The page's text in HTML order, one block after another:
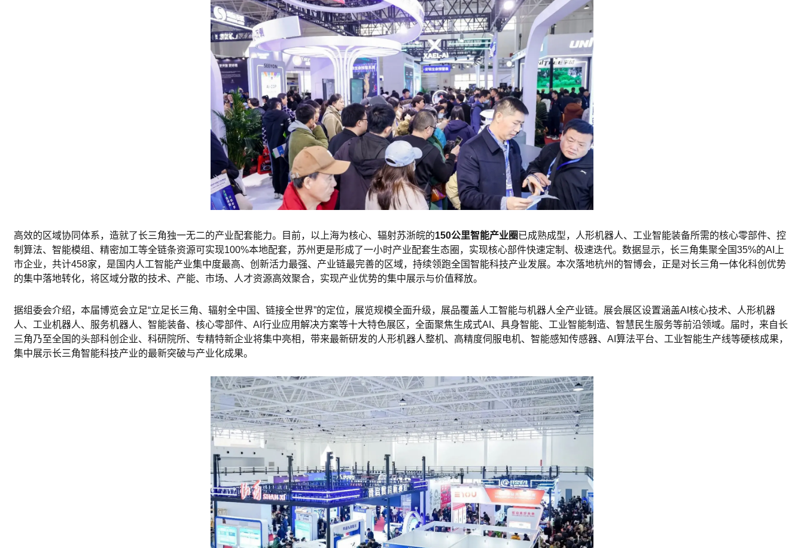
高效的区域协同体系，造就了长三角独一无二的产业配套能力。目前，以上海为核心、辐射苏浙皖的150公里智能产业圈已成熟成型，人形机器人、工业智能装备所需的核心零部件、控
制算法、智能模组、精密加工等全链条资源可实现100%本地配套，苏州更是形成了一小时产业配套生态圈，实现核心部件快速定制、极速迭代。数据显示，长三角集聚全国35%的AI上
市企业，共计458家，是国内人工智能产业集中度最高、创新活力最强、产业链最完善的区域，持续领跑全国智能科技产业发展。本次落地杭州的智博会，正是对长三角一体化科创优势
的集中落地转化，将区域分散的技术、产能、市场、人才资源高效聚合，实现产业优势的集中展示与价值释放。
据组委会介绍，本届博览会立足“立足长三角、辐射全中国、链接全世界”的定位，展览规模全面升级，展品覆盖人工智能与机器人全产业链。展会展区设置涵盖AI核心技术、人形机器
人、工业机器人、服务机器人、智能装备、核心零部件、AI行业应用解决方案等十大特色展区，全面聚焦生成式AI、具身智能、工业智能制造、智慧民生服务等前沿领域。届时，来自长
三角乃至全国的头部科创企业、科研院所、专精特新企业将集中亮相，带来最新研发的人形机器人整机、高精度伺服电机、智能感知传感器、AI算法平台、工业智能生产线等硬核成果，
集中展示长三角智能科技产业的最新突破与产业化成果。